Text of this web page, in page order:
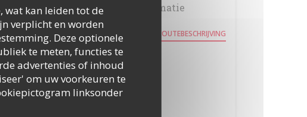
wat kan leiden tot de
verplicht en worden
Deze optionele
te meten, functies te
advertenties of inhoud
om uw voorkeuren te
linksonder
Algemene informatie
5 place Lavalette
38000 Grenoble((opent in een nieuw venster))ROUTEBESCHRIJVING
Ondergrondse
Parkeren